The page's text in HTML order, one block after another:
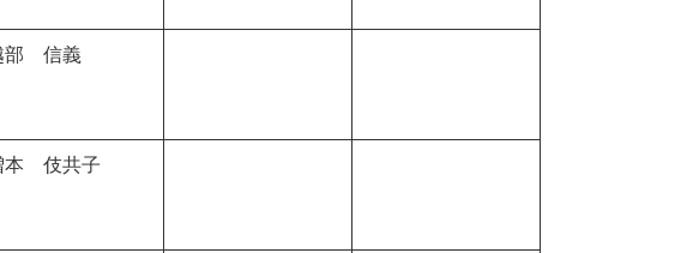
部 信義
本 伎共子